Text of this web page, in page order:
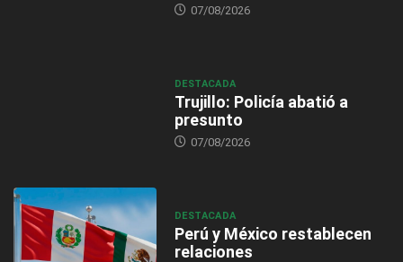
07/08/2026
DESTACADA
Trujillo: Policía abatió a
presunto
07/08/2026
DESTACADA
Perú y México restablecen
relaciones